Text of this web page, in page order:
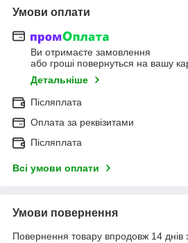
Умови оплати
Ви отримаєте замовлення
або гроші повернуться на вашу
Детальніше
Післяплата
Оплата за реквізитами
Післяплата
Всі умови оплати
Умови повернення
Повернення товару впродовж 14 днів